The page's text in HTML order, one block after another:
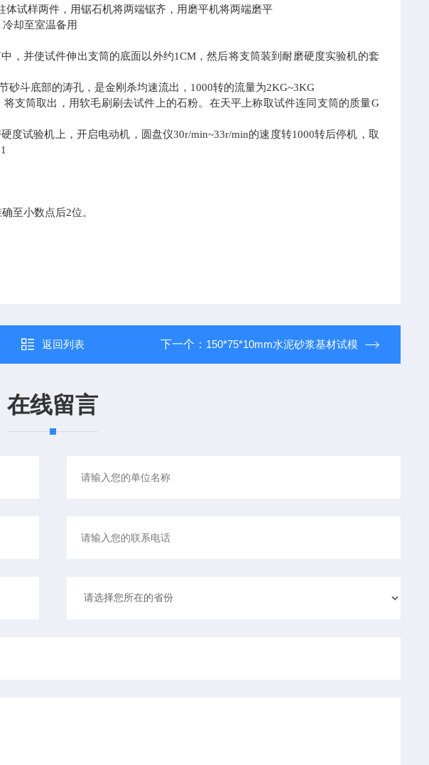
试样两件，用锯石机将两端锯齐，用磨平机将两端磨平
冷却至室温备用
，并使试件伸出支筒的底面以外约1CM，然后将支筒装到耐磨硬度实验机的套
砂斗底部的涛孔，是金刚杀均速流出，1000转的流量为2KG~3KG
支筒取出，用软毛刷刷去试件上的石粉。在天平上称取试件连同支筒的质量G
度试验机上，开启电动机，圆盘仪30r/min~33r/min的速度转1000转后停机，取
至小数点后2位。
返回列表 下一个： 150*75*10mm水泥砂浆基材试模
在线留言